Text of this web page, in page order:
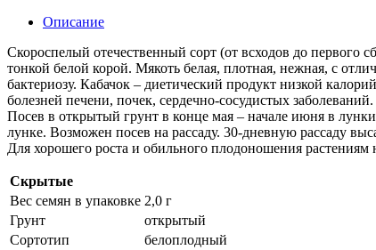
Описание
Скороспелый отечественный сорт (от всходов до первого
тонкой белой корой. Мякоть белая, плотная, нежная, с
бактериозу. Кабачок – диетический продукт низкой
болезней печени, почек, сердечно-сосудистых заболеваний.
Посев в открытый грунт в конце мая – начале июня в
лунке. Возможен посев на рассаду. 30-дневную рассаду
Для хорошего роста и обильного плодоношения
Скрытые
Вес семян в упаковке 2,0 г
Грунт
открытый
Сортотип
белоплодный